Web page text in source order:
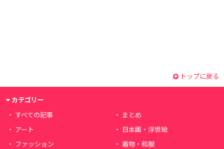
トップに戻る
カテゴリー
すべての記事
まとめ
アート
日本画・浮世絵
ファッション
着物・和服